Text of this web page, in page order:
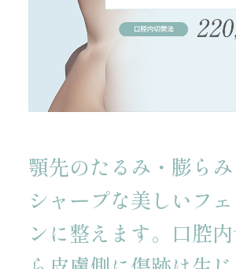
顎先のたるみ・膨ら
シャープな美しいフ
ンに整えます。 口腔